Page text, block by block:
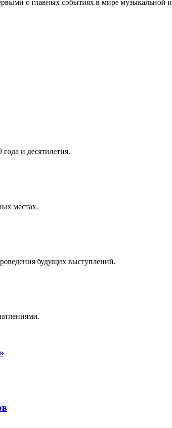
о главных событиях в мире музыкальной
и десятилетия.
местах.
будущих выступлений.